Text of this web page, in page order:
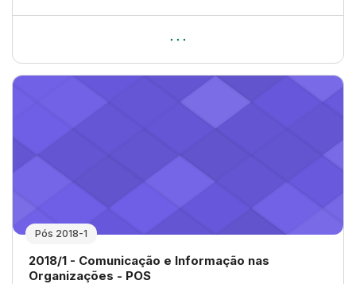
Pós 2018-1
Nome da disciplina
2018/1 - Comunicação e Informação nas
Organizações - POS